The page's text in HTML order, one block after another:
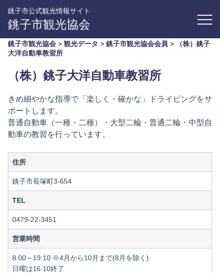
銚子市公式観光情報サイト
銚子市観光協会
銚子市観光協会 > 観光データ > 銚子市観光協会会員 >
（株）銚子
大洋自動車教習所
（株）銚子大洋自動車教習所
きめ細やかな指導で「楽しく・確かな」ドライビングをサ
ポートします。
普通自動車（一種・二種）・大型二輪・普通二輪・中型自
動車の教習を行っています。
住所
銚子市長塚町3-654
TEL
0479-22-3451
営業時間
8:00～19:10 ※4月から10月まで(8月を除く)
日曜は16:10終了